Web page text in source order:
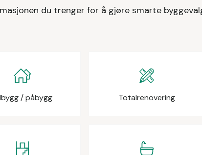
du trenger for å gjøre smarte
/ påbygg Totalrenovering